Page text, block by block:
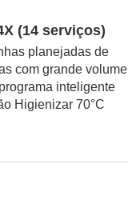
(14 serviços)
planejadas de
com grande volume
inteligente
Higienizar 70°C